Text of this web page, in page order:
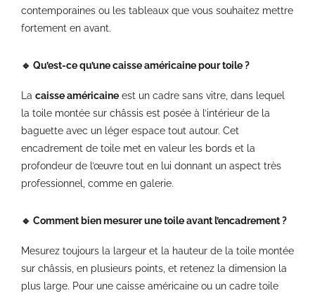
contemporaines ou les tableaux que vous souhaitez mettre
fortement en avant.
🔹 Qu’est-ce qu’une caisse américaine pour toile ?
La caisse américaine est un cadre sans vitre, dans lequel
la toile montée sur châssis est posée à l’intérieur de la
baguette avec un léger espace tout autour. Cet
encadrement de toile met en valeur les bords et la
profondeur de l’œuvre tout en lui donnant un aspect très
professionnel, comme en galerie.
🔹 Comment bien mesurer une toile avant l’encadrement ?
Mesurez toujours la largeur et la hauteur de la toile montée
sur châssis, en plusieurs points, et retenez la dimension la
plus large. Pour une caisse américaine ou un cadre toile